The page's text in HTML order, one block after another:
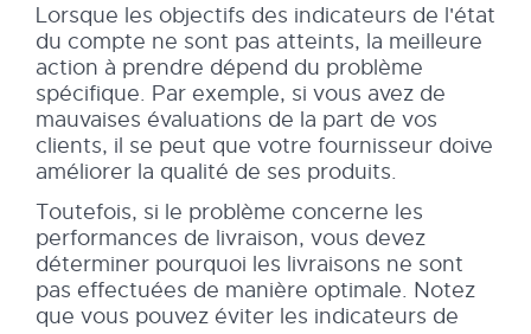
Lorsque les objectifs des indicateurs de l'état
du compte ne sont pas atteints, la meilleure
action à prendre dépend du problème
spécifique. Par exemple, si vous avez de
mauvaises évaluations de la part de vos
clients, il se peut que votre fournisseur doive
améliorer la qualité de ses produits.
Toutefois, si le problème concerne les
performances de livraison, vous devez
déterminer pourquoi les livraisons ne sont
pas effectuées de manière optimale. Notez
que vous pouvez éviter les indicateurs de